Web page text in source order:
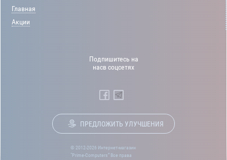
Главная
Акции
Подпишитесь на
насв соцсетях
ПРЕДЛОЖИТЬ УЛУЧШЕНИЯ
© 2012-2026 Интернет-магазин
“Prime-Computers” Все права